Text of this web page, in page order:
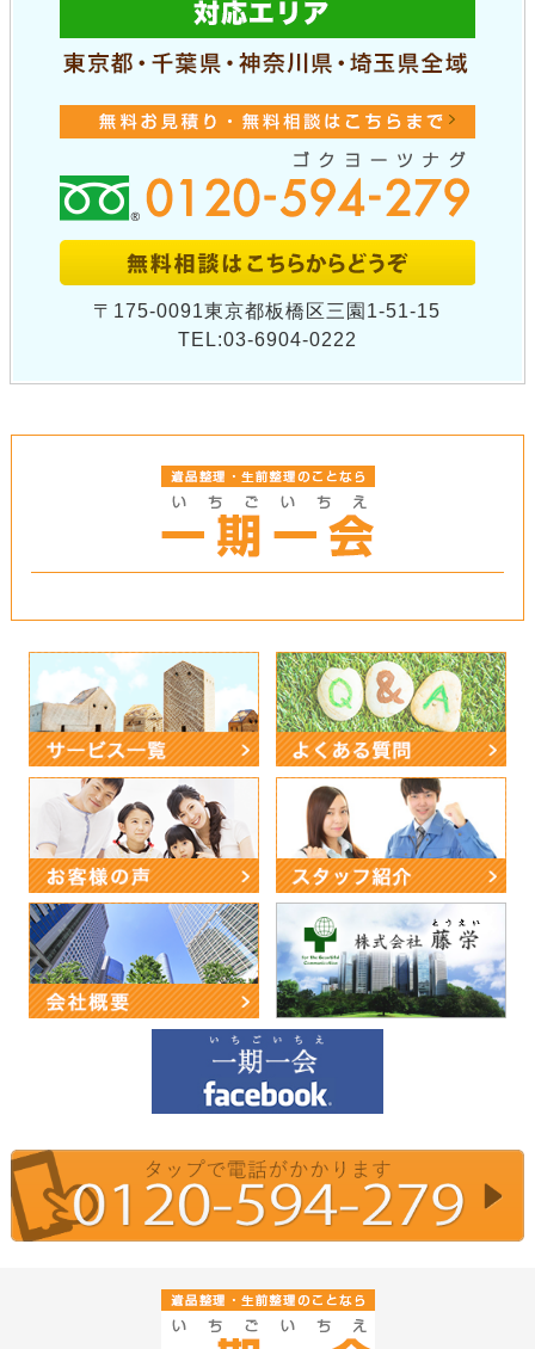
〒175-0091東京都板橋区三園1-51-15
TEL:03-6904-0222